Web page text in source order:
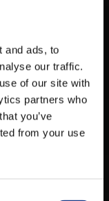
and ads, to
our traffic.
of our site with
partners who
you’ve
from your use
ÉRTESÜLHESSEN
HÍREINKRŐL,
ESŐ ESETÉN
ÉS IOS RENDSZEREKRE AZ
VAGY IDE KATTINTVA :